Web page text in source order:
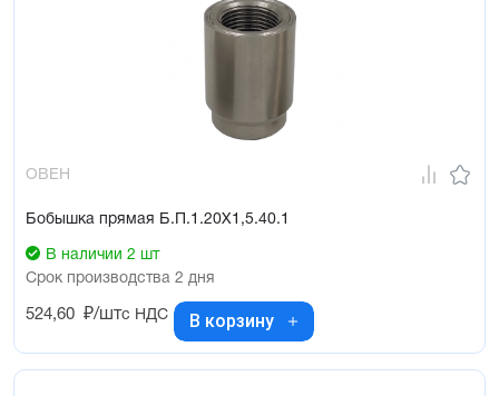
ОВЕН
Бобышка прямая Б.П.1.20Х1,5.40.1
В наличии 2 шт
Срок производства 2 дня
524,60 ₽/штс НДС В корзину